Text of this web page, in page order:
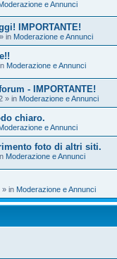
e Annunci
IMPORTANTE!
» in Moderazione e Annunci
Moderazione e Annunci
- IMPORTANTE!
» in Moderazione e Annunci
chiaro.
e Annunci
foto di altri siti.
Moderazione e Annunci
» in Moderazione e Annunci